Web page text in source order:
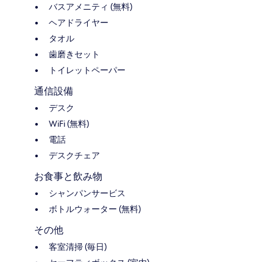
バスアメニティ (無料)
ヘアドライヤー
タオル
歯磨きセット
トイレットペーパー
通信設備
デスク
WiFi (無料)
電話
デスクチェア
お食事と飲み物
シャンパンサービス
ボトルウォーター (無料)
その他
客室清掃 (毎日)